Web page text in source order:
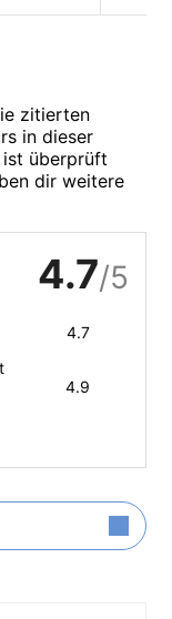
zitierten
in dieser
ist überprüft
dir weitere
4.7/5
4.7
4.9